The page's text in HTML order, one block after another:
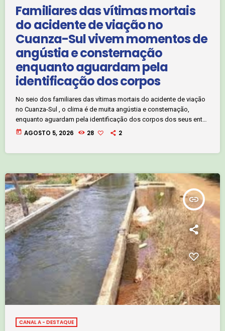
Familiares das vítimas mortais
do acidente de viação no
Cuanza-Sul vivem momentos de
angústia e consternação
enquanto aguardam pela
identificação dos corpos
No seio dos familiares das vítimas mortais do acidente de viação
no Cuanza-Sul , o clima é de muita angústia e consternação,
enquanto aguardam pela identificação dos corpos dos seus ente
queridos. A jornalista Anabela Pássaro traz à reportagem a partir
today AGOSTO 5, 2026 28 2
insert_link
CANAL A - DESTAQUE